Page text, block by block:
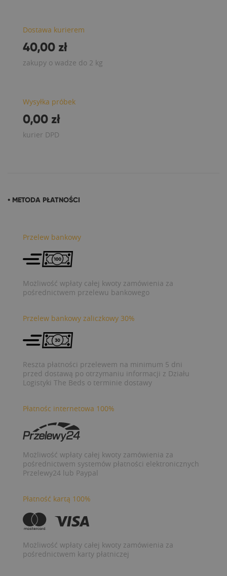
Dostawa kurierem
40,00 zł
zakupy o wadze do 2 kg
Wysyłka próbek
0,00 zł
kurier DPD
• METODA PŁATNOŚCI
Przelew bankowy
Możliwość wpłaty całej kwoty zamówienia za
pośrednictwem przelewu bankowego
Przelew bankowy zaliczkowy 30%
Reszta płatności przelewem na minimum 5 dni
przed dostawą po otrzymaniu informacji z Działu
Logistyki The Beds o terminie dostawy
Płatnośc internetowa 100%
Możliwość wpłaty całej kwoty zamówienia za
pośrednictwem systemów płatności elektronicznych
Przelewy24 lub Paypal
Płatność kartą 100%
Możliwość wpłaty całej kwoty zamówienia za
pośrednictwem karty płatniczej